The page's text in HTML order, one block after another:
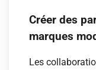
Créer des
marques
Les